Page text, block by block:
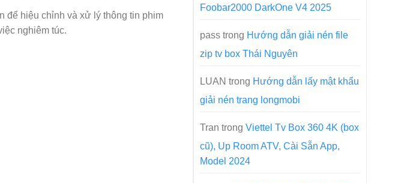
để hiệu chỉnh và xử lý thông tin phim
nghiêm túc.
Foobar2000 DarkOne V4 2025
pass trong Hướng dẫn giải nén file
zip tv box Thái Nguyên
LUAN trong Hướng dẫn lấy mật khẩu
giải nén trang longmobi
Tran trong Viettel Tv Box 360 4K (box
cũ), Up Room ATV, Cài Sẵn App,
Model 2024